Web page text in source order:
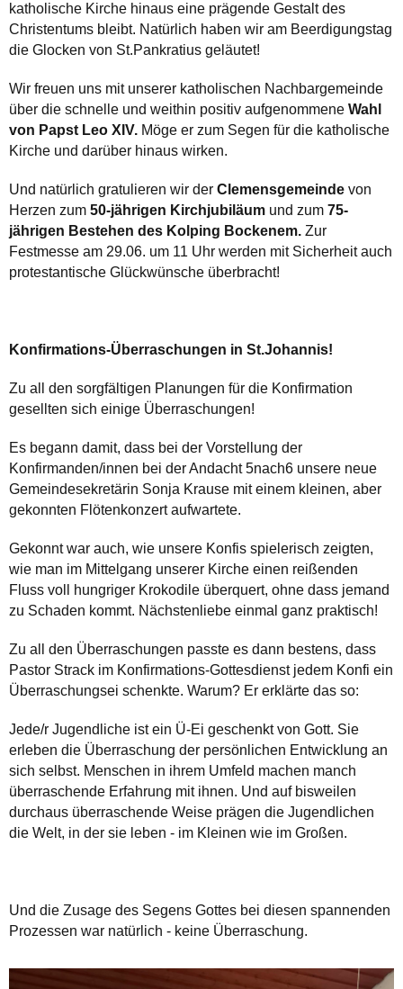
katholische Kirche hinaus eine prägende Gestalt des
Christentums bleibt. Natürlich haben wir am Beerdigungstag
die Glocken von St.Pankratius geläutet!
Wir freuen uns mit unserer katholischen Nachbargemeinde
über die schnelle und weithin positiv aufgenommene Wahl
von Papst Leo XIV. Möge er zum Segen für die katholische
Kirche und darüber hinaus wirken.
Und natürlich gratulieren wir der Clemensgemeinde von
Herzen zum 50-jährigen Kirchjubiläum und zum 75-
jährigen Bestehen des Kolping Bockenem. Zur
Festmesse am 29.06. um 11 Uhr werden mit Sicherheit auch
protestantische Glückwünsche überbracht!
Konfirmations-Überraschungen in St.Johannis!
Zu all den sorgfältigen Planungen für die Konfirmation
gesellten sich einige Überraschungen!
Es begann damit, dass bei der Vorstellung der
Konfirmanden/innen bei der Andacht 5nach6 unsere neue
Gemeindesekretärin Sonja Krause mit einem kleinen, aber
gekonnten Flötenkonzert aufwartete.
Gekonnt war auch, wie unsere Konfis spielerisch zeigten,
wie man im Mittelgang unserer Kirche einen reißenden
Fluss voll hungriger Krokodile überquert, ohne dass jemand
zu Schaden kommt. Nächstenliebe einmal ganz praktisch!
Zu all den Überraschungen passte es dann bestens, dass
Pastor Strack im Konfirmations-Gottesdienst jedem Konfi ein
Überraschungsei schenkte. Warum? Er erklärte das so:
Jede/r Jugendliche ist ein Ü-Ei geschenkt von Gott. Sie
erleben die Überraschung der persönlichen Entwicklung an
sich selbst. Menschen in ihrem Umfeld machen manch
überraschende Erfahrung mit ihnen. Und auf bisweilen
durchaus überraschende Weise prägen die Jugendlichen
die Welt, in der sie leben - im Kleinen wie im Großen.
Und die Zusage des Segens Gottes bei diesen spannenden
Prozessen war natürlich - keine Überraschung.